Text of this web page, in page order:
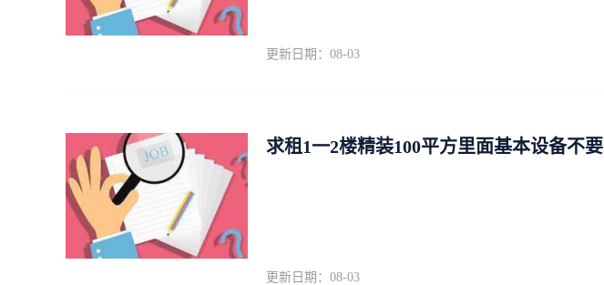
更新日期：08-03
求租1一2楼精装100平方里面基本设备不要
更新日期：08-03